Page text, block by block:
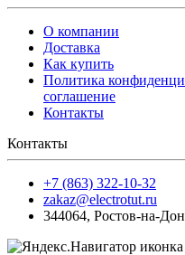
О компании
Доставка
Как купить
Политика
соглашение
Контакты
Контакты
+7 (863) 322-10-32
zakaz@electrotut.ru
344064, Ростов-на-